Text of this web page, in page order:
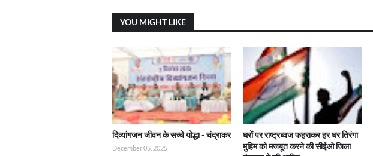
YOU MIGHT LIKE
दिव्यांगजन जीवन के सच्चे योद्धा - चंद्राकर
December 05, 2025
घरों पर राष्ट्रध्वज फहराकर हर घर तिरंगा
मुहिम को मजबूत करने की सीईओ जिला